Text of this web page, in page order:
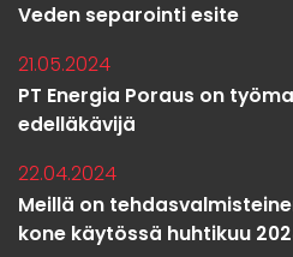
Veden separointi esite
21.05.2024
PT Energia Poraus on
edelläkävijä
22.04.2024
Meillä on
kone käytössä huhtikuu